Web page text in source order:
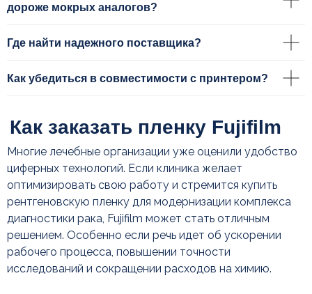
дороже мокрых аналогов?
Где найти надежного поставщика?
Как убедиться в совместимости с принтером?
Многие лечебные организации уже оценили удобство
циферных технологий. Если клиника желает
оптимизировать свою работу и стремится купить
рентгеновскую пленку для модернизации комплекса
диагностики рака, Fujifilm может стать отличным
решением. Особенно если речь идет об ускорении
рабочего процесса, повышении точности
исследований и сокращении расходов на химию.